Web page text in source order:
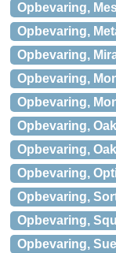
Opbevaring,
Opbevaring,
Opbevaring,
Opbevaring,
Opbevaring,
Opbevaring,
Opbevaring,
Opbevaring,
Opbevaring,
Opbevaring,
Opbevaring,